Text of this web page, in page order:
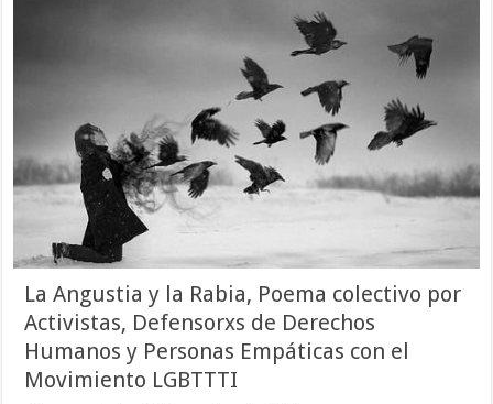
La Angustia y la Rabia, Poema colectivo por
Activistas, Defensorxs de Derechos
Humanos y Personas Empáticas con el
Movimiento LGBTTTI